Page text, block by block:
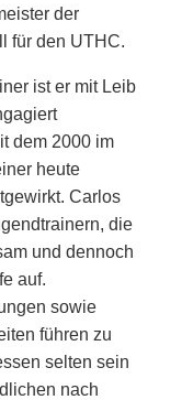
der
für den UTHC.
ist er mit Leib
dem 2000 im
heute
Carlos
die
und dennoch
auf.
sowie
führen zu
selten sein
nach